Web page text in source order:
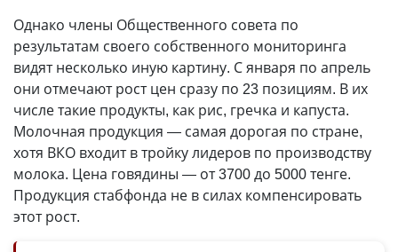
Однако члены Общественного совета по
результатам своего собственного мониторинга
видят несколько иную картину. С января по апрель
они отмечают рост цен сразу по 23 позициям. В их
числе такие продукты, как рис, гречка и капуста.
Молочная продукция — самая дорогая по стране,
хотя ВКО входит в тройку лидеров по производству
молока. Цена говядины — от 3700 до 5000 тенге.
Продукция стабфонда не в силах компенсировать
этот рост.